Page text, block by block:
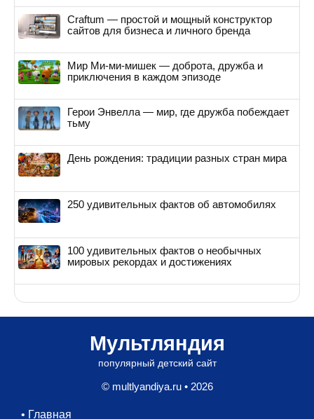
Craftum — простой и мощный конструктор
сайтов для бизнеса и личного бренда
Мир Ми-ми-мишек — доброта, дружба и
приключения в каждом эпизоде
Герои Энвелла — мир, где дружба побеждает
тьму
День рождения: традиции разных стран мира
250 удивительных фактов об автомобилях
100 удивительных фактов о необычных
мировых рекордах и достижениях
Мультляндия
популярный детский сайт
© multlyandiya.ru • 2026
• Главная